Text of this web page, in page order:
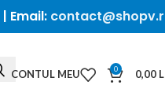
| Email:
CONTUL MEU 0 0,00